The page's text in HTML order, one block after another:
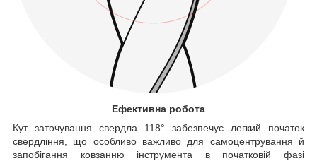
Ефективна робота
Кут заточування свердла 118° забезпечує легкий початок
свердління, що особливо важливо для самоцентрування й
запобігання ковзанню інструмента в початковій фазі